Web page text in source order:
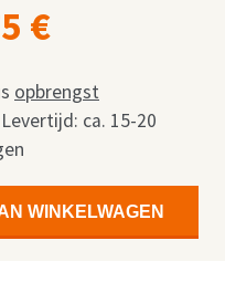
€
opbrengst
ca. 15-20
WINKELWAGEN